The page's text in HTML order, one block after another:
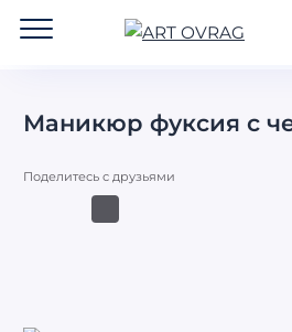
Маникюр фуксия с
Поделитесь с друзьями